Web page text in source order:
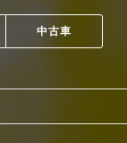
中古車